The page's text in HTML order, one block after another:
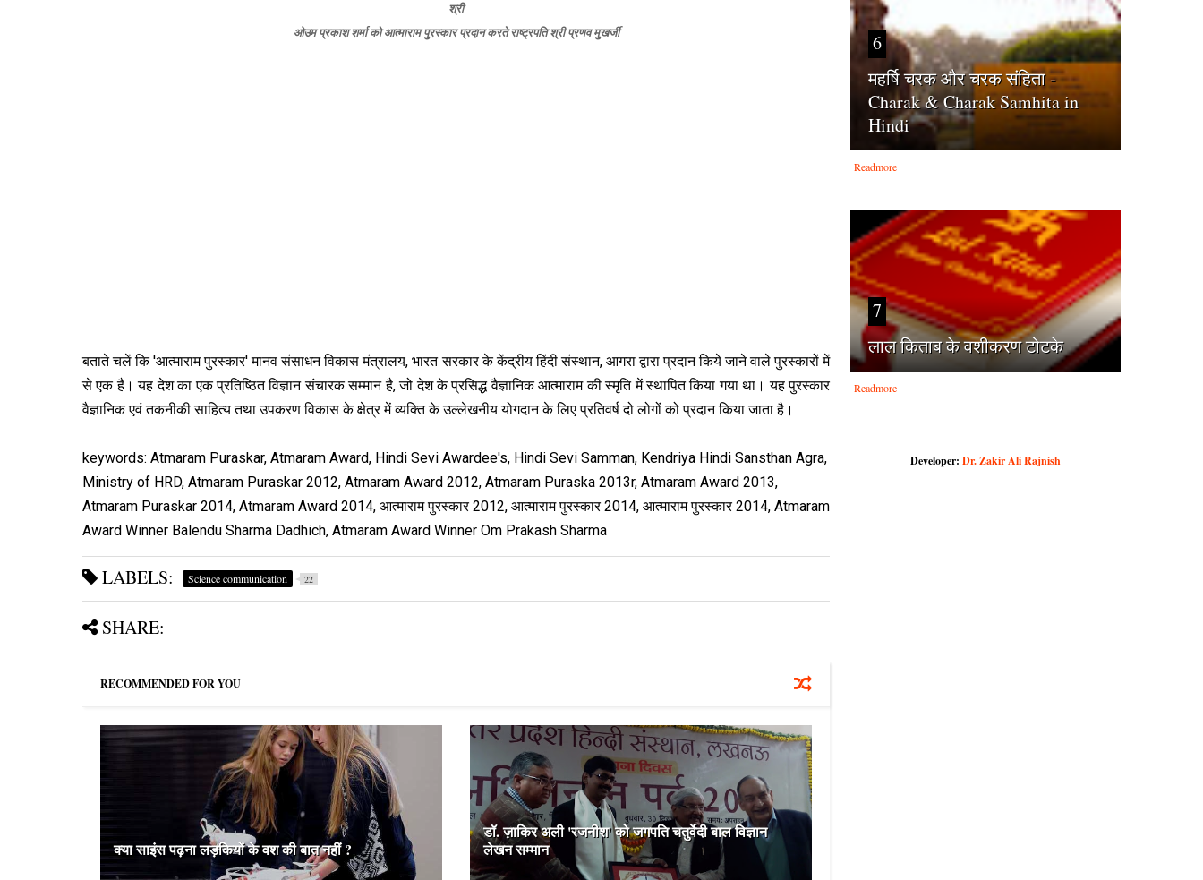
श्री
ओउम प्रकाश शर्मा को आत्माराम पुरस्कार प्रदान करते राष्ट्रपति श्री प्रणव मुखर्जी
बताते चलें कि 'आत्माराम पुरस्कार'मानव संसाधन विकास मंत्रालय, भारत सरकार केकेंद्रीय हिंदी संस्थान, आगरा द्वारा प्रदान किये जाने वाले पुरस्कारों में
से एक है। यह देश का एक प्रतिष्ठित विज्ञान संचारक सम्मान है, जो देश के प्रसिद्ध वैज्ञानिक आत्माराम की स्मृति में स्थापित किया गया था। यह पुरस्कार
वैज्ञानिक एवं तकनीकी साहित्य तथा उपकरण विकास के क्षेत्र में व्यक्ति के उल्लेखनीय योगदान के लिए प्रतिवर्ष दो लोगों को प्रदान किया जाता है।
keywords: Atmaram Puraskar, Atmaram Award, Hindi Sevi Awardee's, Hindi Sevi Samman, Kendriya Hindi Sansthan Agra,
Ministry of HRD, Atmaram Puraskar 2012, Atmaram Award 2012, Atmaram Puraska 2013r, Atmaram Award 2013,
Atmaram Puraskar 2014, Atmaram Award 2014, आत्माराम पुरस्कार 2012, आत्माराम पुरस्कार 2014, आत्माराम पुरस्कार 2014, Atmaram
Award Winner Balendu Sharma Dadhich, Atmaram Award Winner Om Prakash Sharma
LABELS: Science communication 22
SHARE:
RECOMMENDED FOR YOU
क्या साइंस पढ़ना लड़कियों के वश की बात नहीं ?
डॉ. ज़ाकिर अली 'रजनीश' को जगपति चतुर्वेदी बाल विज्ञान
लेखन सम्मान
6
महर्षि चरक और चरक संहिता -
Charak & Charak Samhita in
Hindi
Readmore
7
लाल किताब के वशीकरण टोटके
Readmore
Developer:Dr. Zakir Ali Rajnish